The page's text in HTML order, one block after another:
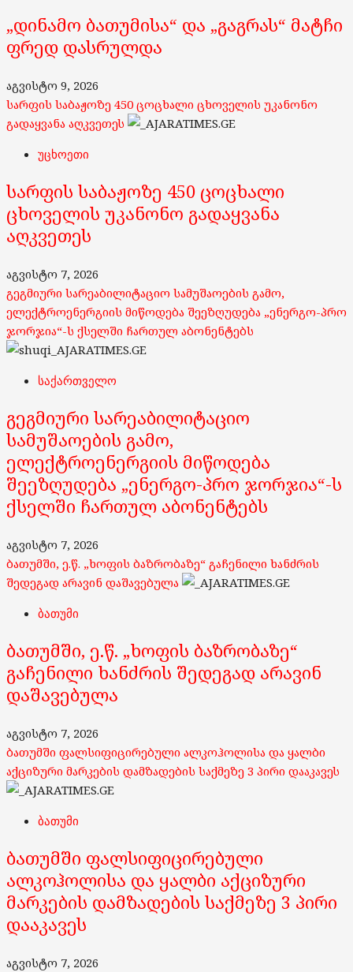
„დინამო ბათუმისა“ და „გაგრას“ მატჩი
ფრედ დასრულდა
აგვისტო 9, 2026
სარფის საბაჟოზე 450 ცოცხალი ცხოველის უკანონო
გადაყვანა აღკვეთეს
უცხოეთი
სარფის საბაჟოზე 450 ცოცხალი
ცხოველის უკანონო გადაყვანა
აღკვეთეს
აგვისტო 7, 2026
გეგმიური სარეაბილიტაციო სამუშაოების გამო,
ელექტროენერგიის მიწოდება შეეზღუდება „ენერგო-პრო
ჯორჯია“-ს ქსელში ჩართულ აბონენტებს
საქართველო
გეგმიური სარეაბილიტაციო
სამუშაოების გამო,
ელექტროენერგიის მიწოდება
შეეზღუდება „ენერგო-პრო ჯორჯია“-ს
ქსელში ჩართულ აბონენტებს
აგვისტო 7, 2026
ბათუმში, ე.წ. „ხოფის ბაზრობაზე“ გაჩენილი ხანძრის
შედეგად არავინ დაშავებულა
ბათუმი
ბათუმში, ე.წ. „ხოფის ბაზრობაზე“
გაჩენილი ხანძრის შედეგად არავინ
დაშავებულა
აგვისტო 7, 2026
ბათუმში ფალსიფიცირებული ალკოჰოლისა და ყალბი
აქციზური მარკების დამზადების საქმეზე 3 პირი დააკავეს
ბათუმი
ბათუმში ფალსიფიცირებული
ალკოჰოლისა და ყალბი აქციზური
მარკების დამზადების საქმეზე 3 პირი
დააკავეს
აგვისტო 7, 2026